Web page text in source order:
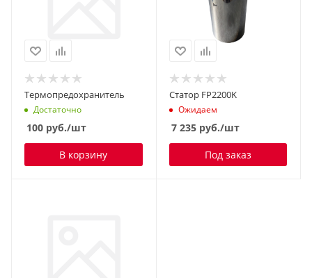
Термопредохранитель
Достаточно
100 руб./шт
В корзину
Статор FP2200K
Ожидаем
7 235руб./шт
Под заказ